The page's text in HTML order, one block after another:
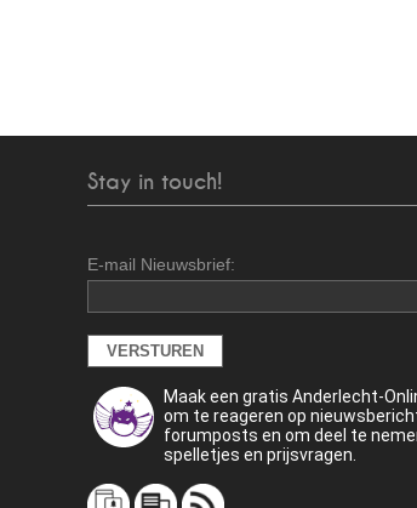
Stay in touch!
E-mail Nieuwsbrief:
Maak een gratis Anderlecht-
om te reageren op
forumposts en om deel te
spelletjes en prijsvragen.